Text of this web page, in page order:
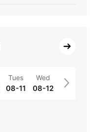
Tues
08-11
Wed
08-12